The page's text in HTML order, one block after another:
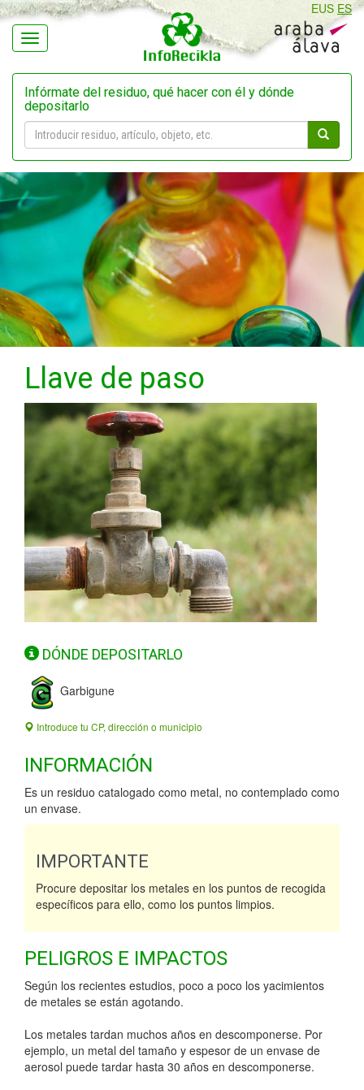
Navegación
EUS ES
Infórmate del residuo, qué hacer con él y dónde
depositarlo
Llave de paso
DÓNDE DEPOSITARLO
Garbigune
Introduce tu CP, dirección o municipio
INFORMACIÓN
Es un residuo catalogado como metal, no contemplado como
un envase.
IMPORTANTE
Procure depositar los metales en los puntos de recogida
específicos para ello, como los puntos limpios.
PELIGROS E IMPACTOS
Según los recientes estudios, poco a poco los yacimientos
de metales se están agotando.
Los metales tardan muchos años en descomponerse. Por
ejemplo, un metal del tamaño y espesor de un envase de
aerosol puede tardar hasta 30 años en descomponerse.